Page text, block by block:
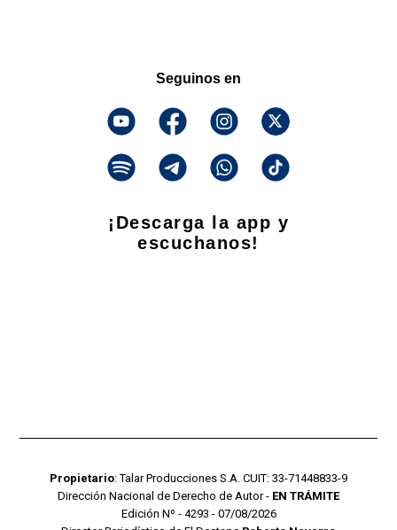
Seguinos en
¡Descarga la app y
escuchanos!
Propietario: Talar Producciones S.A. CUIT: 33-71448833-9
Dirección Nacional de Derecho de Autor - EN TRÁMITE
Edición Nº - 4293 - 07/08/2026